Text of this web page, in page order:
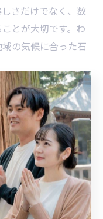
さだけでなく、数
とが大切です。わ
の気候に合った石
術
場所であり、強度
島県鹿児島市や枕
自然環境にも耐え
向があります。強
も重要な要素で